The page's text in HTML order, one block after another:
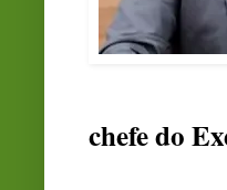
chefe do